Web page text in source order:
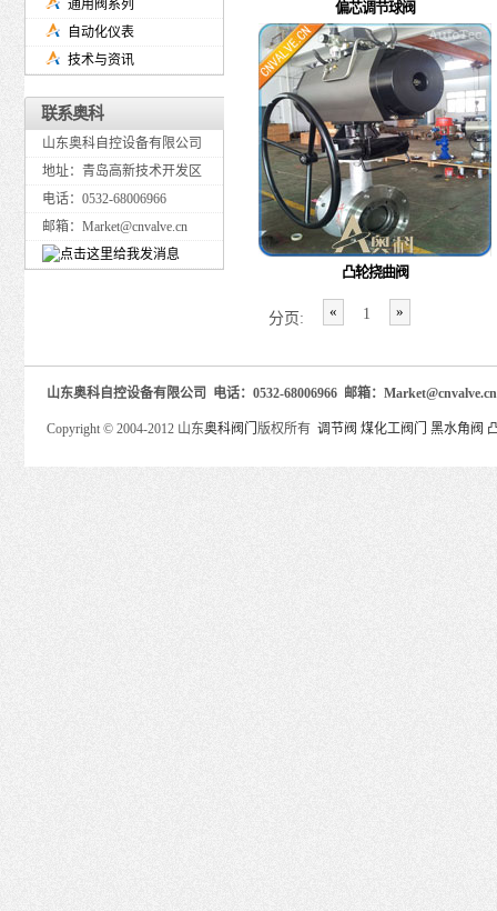
偏芯调节球阀
凸轮挠曲阀
分页: « 1 »
通用阀系列
自动化仪表
技术与资讯
联系奥科
山东奥科自控设备有限公司
地址：青岛高新技术开发区
电话：0532-68006966
邮箱：Market@cnvalve.cn
山东奥科自控设备有限公司 电话：0532-68006966 邮箱：
Copyright © 2004-2012 山东奥科阀门 版权所有 调节阀 煤化工阀门 黑水角阀